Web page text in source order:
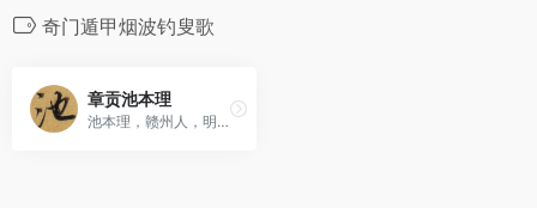
奇门遁甲烟波钓叟歌
章贡池本理
池本理，赣州人，明代术数人物。